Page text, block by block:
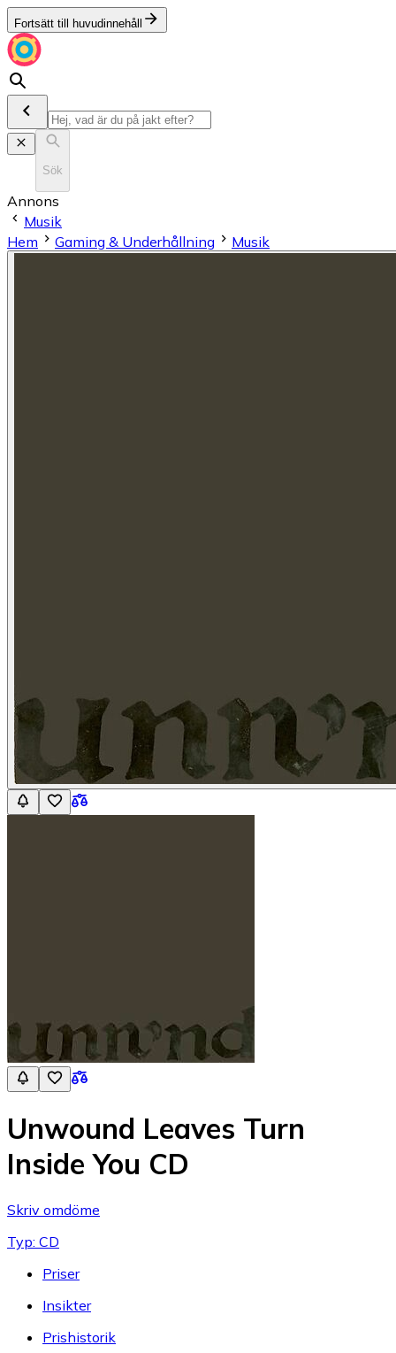
Fortsätt till huvudinnehåll
Sök
Annons
Musik
Hem
Gaming & Underhållning Musik
Unwound Leaves Turn
Inside You CD
Skriv omdöme
Typ: CD
Priser
Insikter
Prishistorik